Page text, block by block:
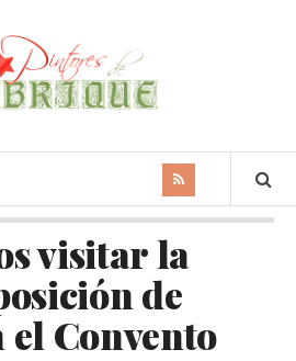
visitar la
de
Convento